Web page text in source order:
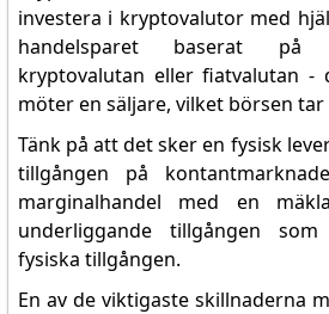
investera i kryptovalutor med
handelsparet baserat på
kryptovalutan eller fiatvalutan
möter en säljare, vilket börsen
Tänk på att det sker en fysisk
tillgången på
marginalhandel med en
underliggande tillgången
fysiska tillgången.
En av de viktigaste skillnaderna